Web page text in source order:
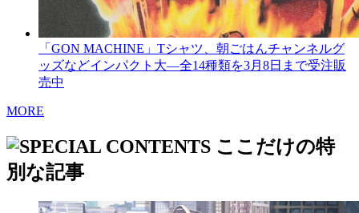
「GON MACHINE」Tシャツ、朝ごはんチャンネルグ
ッズなどインパクト大―全14種類を3月8日まで受注販
売中
MORE
ここだけの特
別な記事